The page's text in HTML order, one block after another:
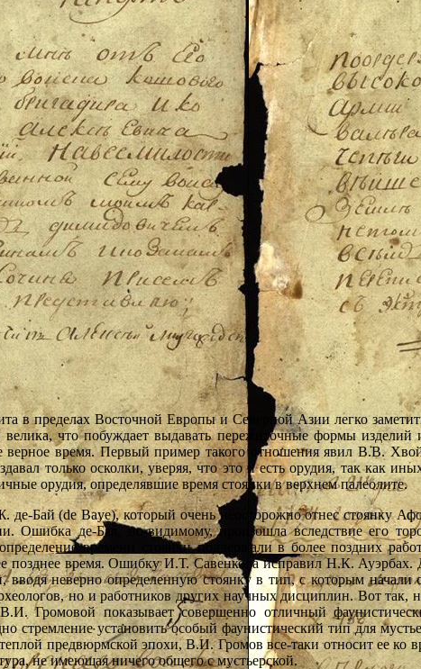
в пределах Восточной Европы и Северной Азии легко
велика, что побуждает выдавать пережиточные формы
верное время. Первый пример такого отношения явил В.В.
только осколки, уверяя, что это и есть орудия, так как
орудия, определявшие время стоянки в верхнем палеолите.
Бай (de Baye), который очень неосторожно отнес стоянку
Ошибка де-Бая, по-видимому, произошла вследствие его
времени стоянки поддержали в более поздних
время. Ошибку И.Т. Савенкова исправил Н.К.
неверно определенную стоянку в тип, с которым начали
но и работников других научных дисциплин. Вот
Громовой показывает совершенно отличный
стремление установить особый фаунистический тип для
предвюрмской эпохи, В.И. Громов все-таки относит ее
не имеющая ничего общего с мустьерской.